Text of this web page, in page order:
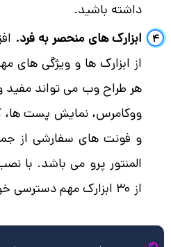
داشته باشید.
ابزارک های منحصر به فرد.
از ابزارک ها و ویژگی های
هر طراح وب می تواند مفید
ووکامرس، نمایش پست ها،
و فونت های سفارشی از
المنتور پرو می باشد. با
از 30 ابزارک مهم دسترسی خواهید داشت.